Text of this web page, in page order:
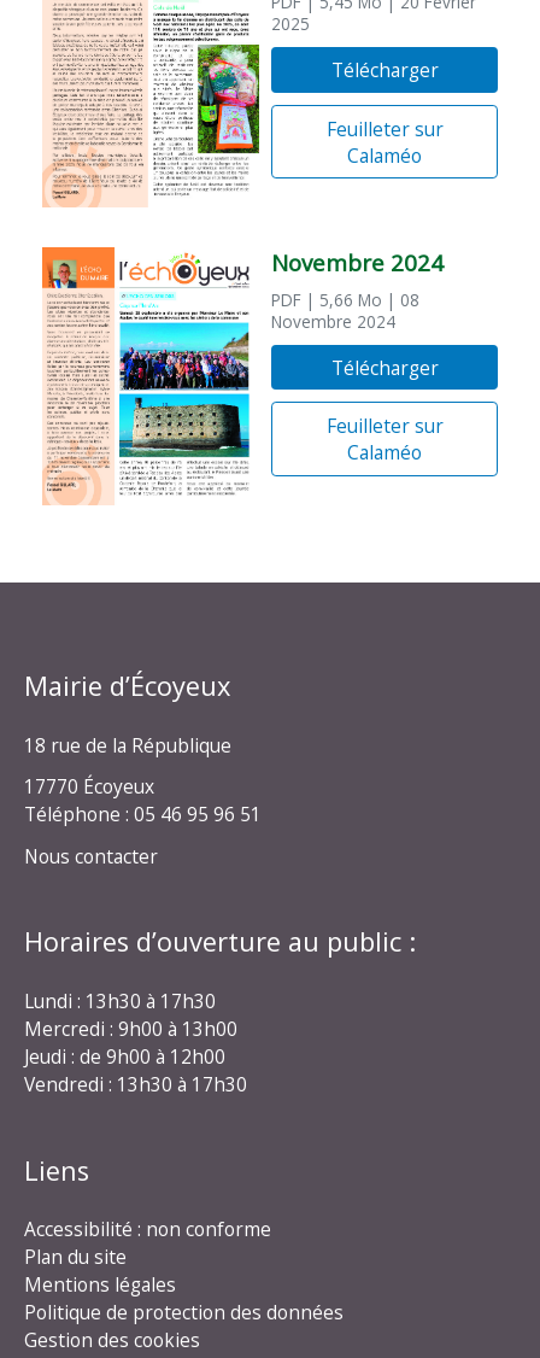
2025
Télécharger
Feuilleter sur
Calaméo
Novembre 2024
PDF | 5,66 Mo | 08
Novembre 2024
Télécharger
Feuilleter sur
Calaméo
Mairie d’Écoyeux
18 rue de la République
17770 Écoyeux
Téléphone : 05 46 95 96 51
Nous contacter
Horaires d’ouverture au public :
Lundi : 13h30 à 17h30
Mercredi : 9h00 à 13h00
Jeudi : de 9h00 à 12h00
Vendredi : 13h30 à 17h30
Liens
Accessibilité : non conforme
Plan du site
Mentions légales
Politique de protection des données
Gestion des cookies